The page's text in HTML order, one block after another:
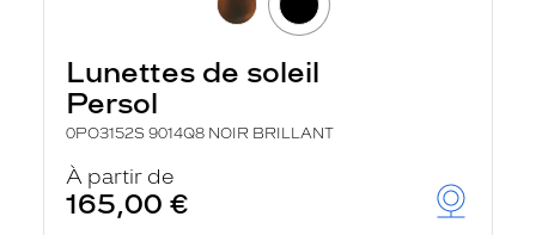
Lunettes de soleil
Persol
0PO3152S 9014Q8 NOIR BRILLANT
À partir de
165,00 €